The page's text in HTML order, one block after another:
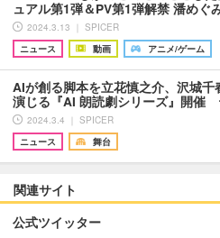
ュアル第1弾＆PV第1弾解禁 潘めぐ
2024.3.13 ｜ SPICER
ニュース
動画 アニメ/ゲーム
AIが創る脚本を立花慎之介、沢城千
演じる『AI 朗読劇シリーズ』開催
2024.3.4 ｜ SPICER
ニュース
舞台
関連サイト
公式ツイッター